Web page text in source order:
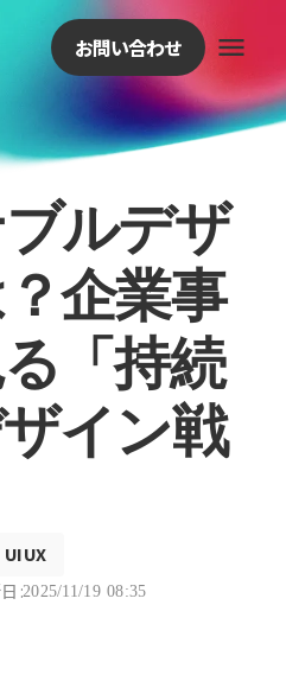
お問い合わせ menu
ルデザ
企業事
「持続
イン戦
UIUX
:2025/11/19 08:35